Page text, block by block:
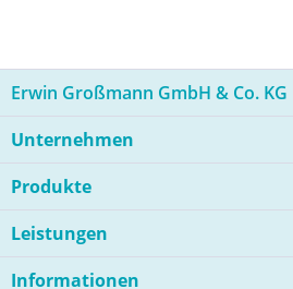
Erwin Großmann GmbH & Co. KG
Unternehmen
Produkte
Leistungen
Informationen